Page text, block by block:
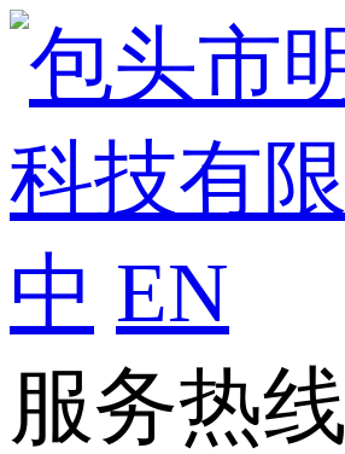
中 EN
服务热线